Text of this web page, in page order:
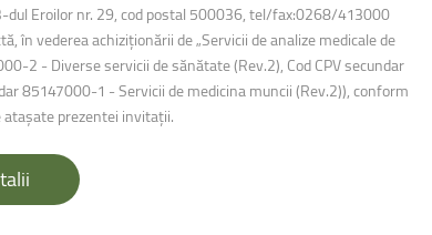
dul Eroilor nr. 29, cod postal 500036, tel/fax:0268/413000
vederea achiziționării de „Servicii de analize medicale de
2 - Diverse servicii de sănătate (Rev.2), Cod CPV secundar
85147000-1 - Servicii de medicina muncii (Rev.2)), conform
prezentei invitații.